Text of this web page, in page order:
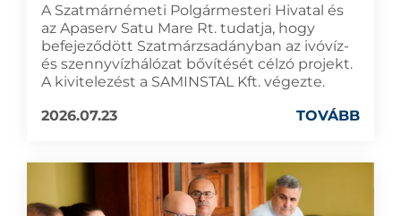
A Szatmárnémeti Polgármesteri Hivatal és
az Apaserv Satu Mare Rt. tudatja, hogy
befejeződött Szatmárzsadányban az ivóvíz-
és szennyvízhálózat bővítését célzó projekt.
A kivitelezést a SAMINSTAL Kft. végezte.
2026.07.23
TOVÁBB